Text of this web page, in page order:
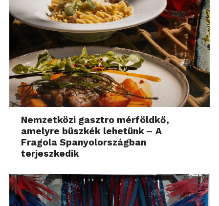
Nemzetközi gasztro mérföldkő,
amelyre büszkék lehetünk – A
Fragola Spanyolországban
terjeszkedik